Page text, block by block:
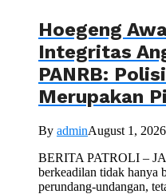
Hoegeng
Integritas
PANRB:
Merupakan
By adminAugust 1, 2026
BERITA PATROLI –
berkeadilan tidak hanya
perundang-undangan,